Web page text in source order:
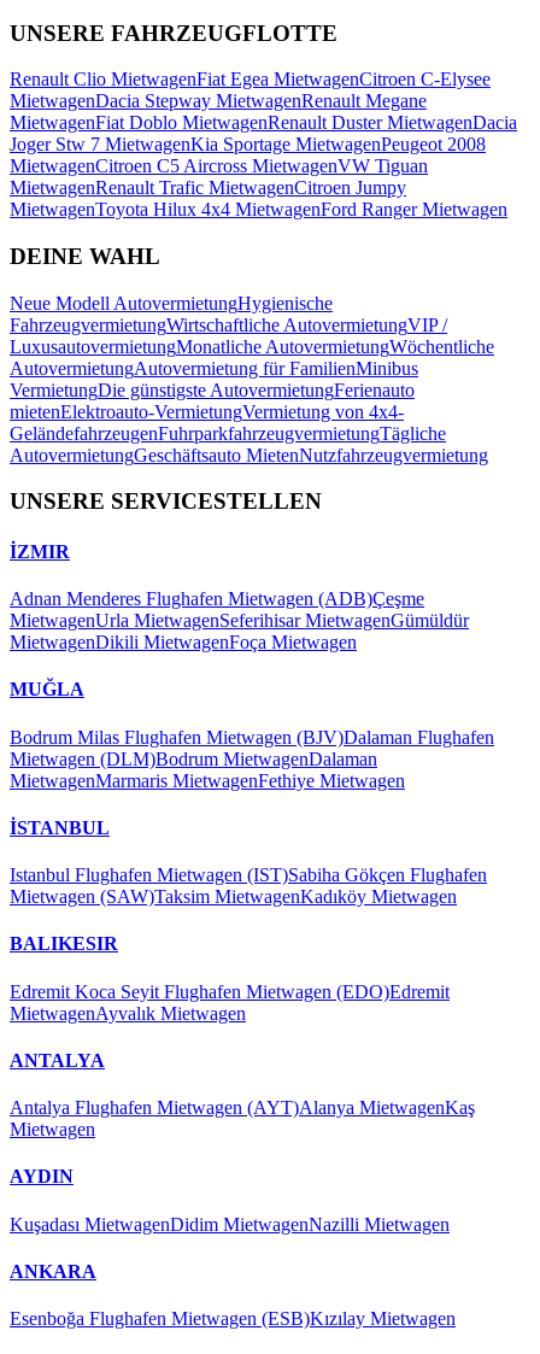
UNSERE FAHRZEUGFLOTTE
Renault Clio MietwagenFiat Egea MietwagenCitroen C-Elysee
MietwagenDacia Stepway MietwagenRenault Megane
MietwagenFiat Doblo MietwagenRenault Duster MietwagenDacia
Joger Stw 7 MietwagenKia Sportage MietwagenPeugeot 2008
MietwagenCitroen C5 Aircross MietwagenVW Tiguan
MietwagenRenault Trafic MietwagenCitroen Jumpy
MietwagenToyota Hilux 4x4 MietwagenFord Ranger Mietwagen
DEINE WAHL
Neue Modell AutovermietungHygienische
FahrzeugvermietungWirtschaftliche AutovermietungVIP /
LuxusautovermietungMonatliche AutovermietungWöchentliche
AutovermietungAutovermietung für FamilienMinibus
VermietungDie günstigste AutovermietungFerienauto
mietenElektroauto-VermietungVermietung von 4x4-
GeländefahrzeugenFuhrparkfahrzeugvermietungTägliche
AutovermietungGeschäftsauto MietenNutzfahrzeugvermietung
UNSERE SERVICESTELLEN
İZMIR
Adnan Menderes Flughafen Mietwagen (ADB)Çeşme
MietwagenUrla MietwagenSeferihisar MietwagenGümüldür
MietwagenDikili MietwagenFoça Mietwagen
MUĞLA
Bodrum Milas Flughafen Mietwagen (BJV)Dalaman Flughafen
Mietwagen (DLM)Bodrum MietwagenDalaman
MietwagenMarmaris MietwagenFethiye Mietwagen
İSTANBUL
Istanbul Flughafen Mietwagen (IST)Sabiha Gökçen Flughafen
Mietwagen (SAW)Taksim MietwagenKadıköy Mietwagen
BALIKESIR
Edremit Koca Seyit Flughafen Mietwagen (EDO)Edremit
MietwagenAyvalık Mietwagen
ANTALYA
Antalya Flughafen Mietwagen (AYT)Alanya MietwagenKaş
Mietwagen
AYDIN
Kuşadası MietwagenDidim MietwagenNazilli Mietwagen
ANKARA
Esenboğa Flughafen Mietwagen (ESB)Kızılay Mietwagen